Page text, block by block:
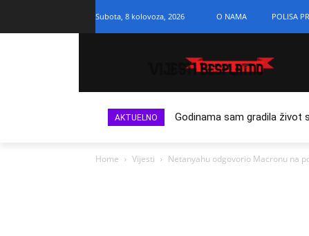
Subota, 8 kolovoza, 2026 O NAMA POLISA
AKTUELNO Godinama sam gradila život
Home Vijesti Netanyahu odgovorio Macronu na